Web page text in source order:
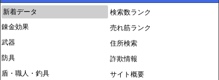
新着データ
錬金効果
武器
防具
盾・職人・釣具
検索数ランク
売れ筋ランク
住所検索
詐欺情報
サイト概要